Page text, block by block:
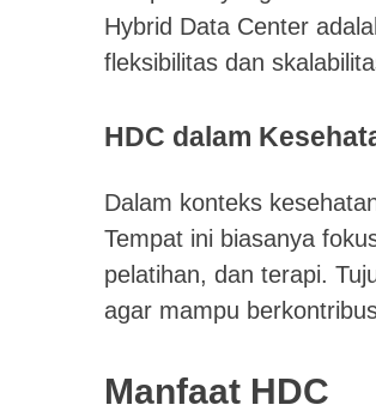
Hybrid Data Center
fleksibilitas dan
HDC dalam
Dalam konteks
Tempat ini biasanya
pelatihan, dan terapi.
agar mampu
Manfaat HDC